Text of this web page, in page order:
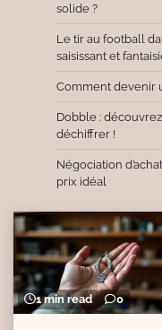
solide ?
Le tir au football
saisissant et
Comment devenir
Dobble :
déchiffrer !
Négociation
prix idéal
1 min read 0